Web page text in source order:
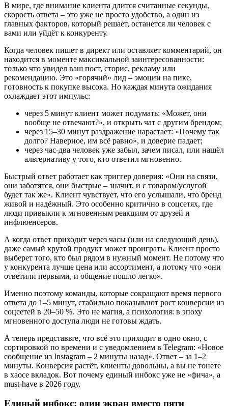
В мире, где внимание клиента длится считанные секунды,
скорость ответа – это уже не просто удобство, а один из
главных факторов, который решает, останется ли человек с
вами или уйдёт к конкуренту.
Когда человек пишет в директ или оставляет комментарий, он
находится в моменте максимальной заинтересованности:
только что увидел ваш пост, сторис, рекламу или
рекомендацию. Это «горячий» лид – эмоции на пике,
готовность к покупке высока. Но каждая минута ожидания
охлаждает этот импульс:
через 5 минут клиент может подумать: «Может, они
вообще не отвечают?», и открыть чат с другим брендом;
через 15–30 минут раздражение нарастает: «Почему так
долго? Наверное, им всё равно», и доверие падает;
через час-два человек уже забыл, зачем писал, или нашёл
альтернативу у того, кто ответил мгновенно.
Быстрый ответ работает как триггер доверия: «Они на связи,
они заботятся, они быстрые – значит, и с товаром/услугой
будет так же». Клиент чувствует, что его услышали, что бренд
живой и надёжный. Это особенно критично в соцсетях, где
люди привыкли к мгновенным реакциям от друзей и
инфлюенсеров.
А когда ответ приходит через часы (или на следующий день),
даже самый крутой продукт может проиграть. Клиент просто
выберет того, кто был рядом в нужный момент. Не потому что
у конкурента лучше цена или ассортимент, а потому что «они
ответили первыми, и общение пошло легко».
Именно поэтому команды, которые сокращают время первого
ответа до 1–5 минут, стабильно показывают рост конверсии из
соцсетей в 20–50 %. Это не магия, а психология: в эпоху
мгновенного доступа люди не готовы ждать.
А теперь представьте, что всё это приходит в одно окно, с
сортировкой по времени и с уведомлением в Telegram: «Новое
сообщение из Instagram – 2 минуты назад». Ответ – за 1–2
минуты. Конверсия растёт, клиенты довольны, а вы не тонете
в хаосе вкладок. Вот почему единый инбокс уже не «фича», а
must-have в 2026 году.
Единый инбокс: один экран вместо пяти